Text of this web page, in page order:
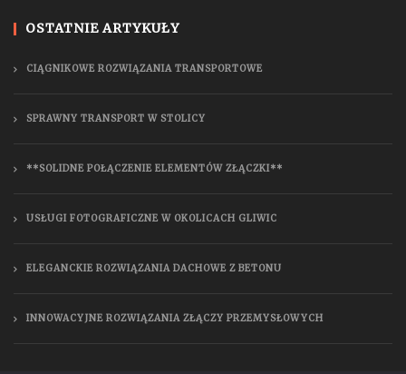
OSTATNIE ARTYKUŁY
CIĄGNIKOWE ROZWIĄZANIA TRANSPORTOWE
SPRAWNY TRANSPORT W STOLICY
**SOLIDNE POŁĄCZENIE ELEMENTÓW ZŁĄCZKI**
USŁUGI FOTOGRAFICZNE W OKOLICACH GLIWIC
ELEGANCKIE ROZWIĄZANIA DACHOWE Z BETONU
INNOWACYJNE ROZWIĄZANIA ZŁĄCZY PRZEMYSŁOWYCH